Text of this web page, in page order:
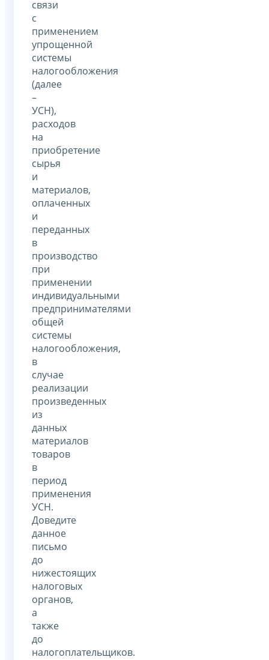
связи
с
применением
упрощенной
системы
налогообложения
(далее
–
УСН),
расходов
на
приобретение
сырья
и
материалов,
оплаченных
и
переданных
в
производство
при
применении
индивидуальными
предпринимателями
общей
системы
налогообложения,
в
случае
реализации
произведенных
из
данных
материалов
товаров
в
период
применения
УСН.
Доведите
данное
письмо
до
нижестоящих
налоговых
органов,
а
также
до
налогоплательщиков.